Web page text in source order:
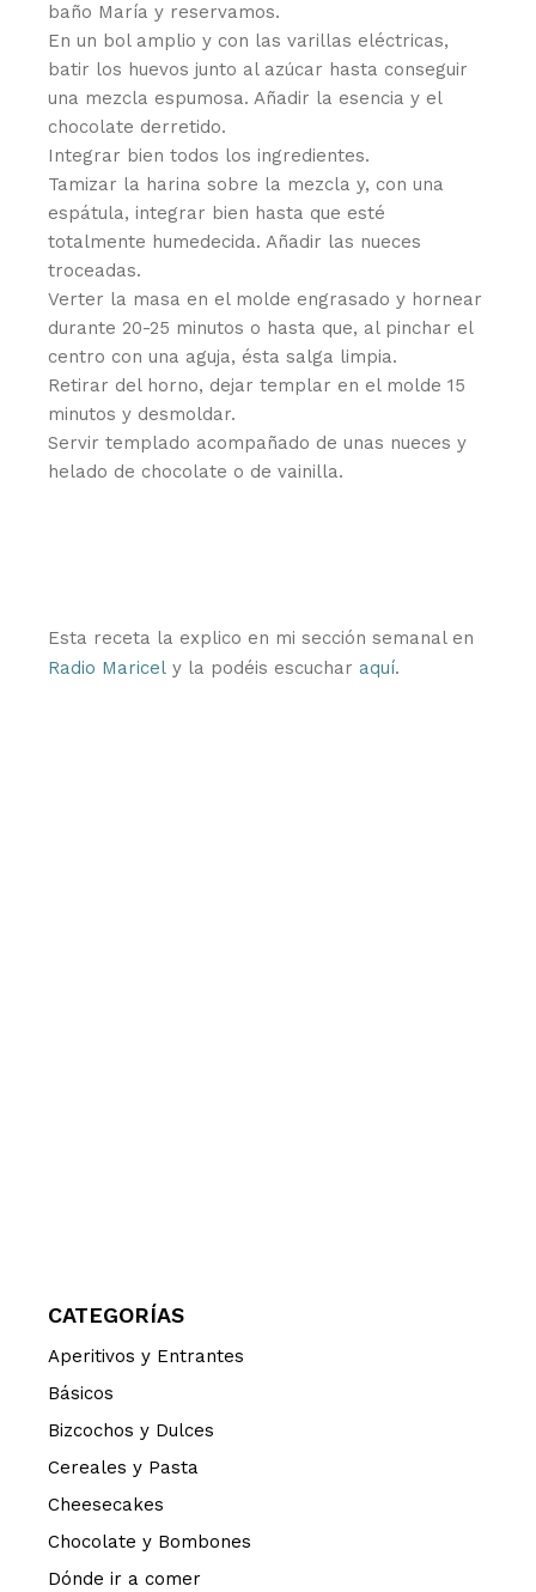
baño María y reservamos.
En un bol amplio y con las varillas eléctricas,
batir los huevos junto al azúcar hasta conseguir
una mezcla espumosa. Añadir la esencia y el
chocolate derretido.
Integrar bien todos los ingredientes.
Tamizar la harina sobre la mezcla y, con una
espátula, integrar bien hasta que esté
totalmente humedecida. Añadir las nueces
troceadas.
Verter la masa en el molde engrasado y hornear
durante 20-25 minutos o hasta que, al pinchar el
centro con una aguja, ésta salga limpia.
Retirar del horno, dejar templar en el molde 15
minutos y desmoldar.
Servir templado acompañado de unas nueces y
helado de chocolate o de vainilla.
Esta receta la explico en mi sección semanal en
Radio Maricel y la podéis escuchar aquí.
CATEGORÍAS
Aperitivos y Entrantes
Básicos
Bizcochos y Dulces
Cereales y Pasta
Cheesecakes
Chocolate y Bombones
Dónde ir a comer